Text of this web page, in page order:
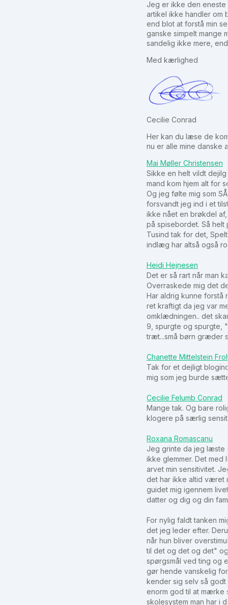
Jeg er ikke den eneste
artikel ikke handler om
end blot at forstå min
ganske simpelt mange
sandelig ikke mere,
Med kærlighed
Cecilie Conrad
Her kan du læse de
nu er alle mine danske
Mai Møller Christensen
Sikke en helt vildt
mand kom hjem alt for
Og jeg følte mig som
forsvandt jeg ind i et
ikke nået en brøkdel
på spisebordet. Så
Tusind tak for det,
indlæg har altså også
Heidi Hejnesen
Det er så rart når man
Overraskede mig det
Har aldrig kunne forstå
ret kraftigt da jeg var
omklædningen.. det
9, spurgte og spurgte,
træt...små børn græder
Chanette Mittelstein
Tak for et dejligt
mig som jeg burde
Cecilie Felumb Conrad
Mange tak. Og bare
klogere på særlig
Roxana Romascanu
Jeg grinte da jeg læste
ikke glemmer. Det med
arvet min sensitivitet.
det har ikke altid været
guidet mig igennem
datter og dig og din
For nylig faldt tanken
det jeg leder efter.
når hun bliver
til det og det og det"
spørgsmål ved ting og
gør hende vanskelig
kender sig selv så
enorm god til at mærke
skolesystem man har i